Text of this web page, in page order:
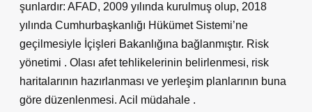
şunlardır: AFAD, 2009 yılında kurulmuş olup, 2018
yılında Cumhurbaşkanlığı Hükümet Sistemi’ne
geçilmesiyle İçişleri Bakanlığına bağlanmıştır. Risk
yönetimi . Olası afet tehlikelerinin belirlenmesi, risk
haritalarının hazırlanması ve yerleşim planlarının buna
göre düzenlenmesi. Acil müdahale .